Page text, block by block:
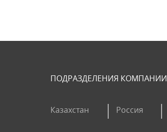
ПОДРАЗДЕЛЕНИЯ КОМПАНИИ
Казахстан Россия